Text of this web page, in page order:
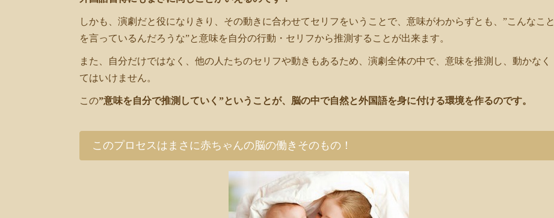
しかも、演劇だと役になりきり、その動きに合わせてセリフをいうことで、意味がわからずとも、”こんなこと
を言っているんだろうな”と意味を自分の行動・セリフから推測することが出来ます。
また、自分だけではなく、他の人たちのセリフや動きもあるため、演劇全体の中で、意味を推測し、動かなく
てはいけません。
この”意味を自分で推測していく”ということが、脳の中で自然と外国語を身に付ける環境を作るのです。
このプロセスはまさに赤ちゃんの脳の働きそのもの！